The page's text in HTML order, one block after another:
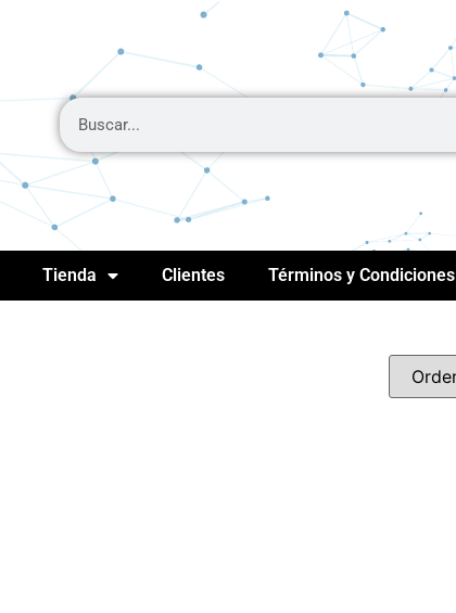
Tienda Clientes Términos y Condiciones